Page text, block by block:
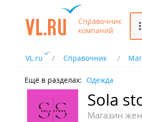
Справочник
компаний
VL.ru Справочник
Ещё в разделах: Одежда
Sola
Магазин